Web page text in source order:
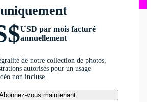
USD par mois facturé
annuellement
de notre collection de photos,
autorisés pour un usage
non incluse.
vous maintenant